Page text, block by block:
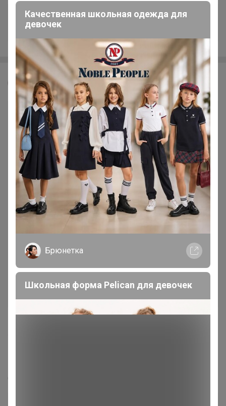
Леныра
Качественная школьная одежда для
девочек
Брюнетка
Школьная форма Pelican для девочек